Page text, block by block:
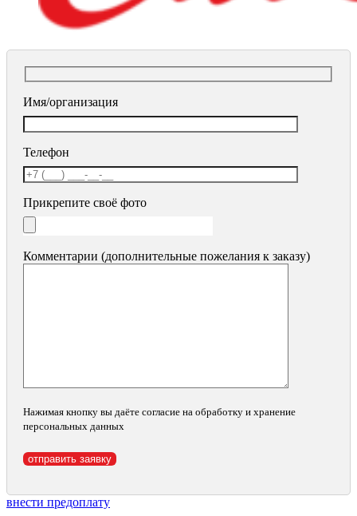
Имя/организация
Телефон
Прикрепите своё фото
Комментарии (дополнительные пожелания к заказу)
Нажимая кнопку вы даёте согласие на обработку и хранение
персональных данных
внести предоплату